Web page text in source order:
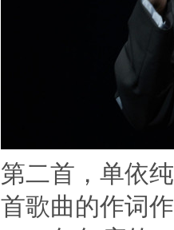
第二首，单依
首歌曲的作词